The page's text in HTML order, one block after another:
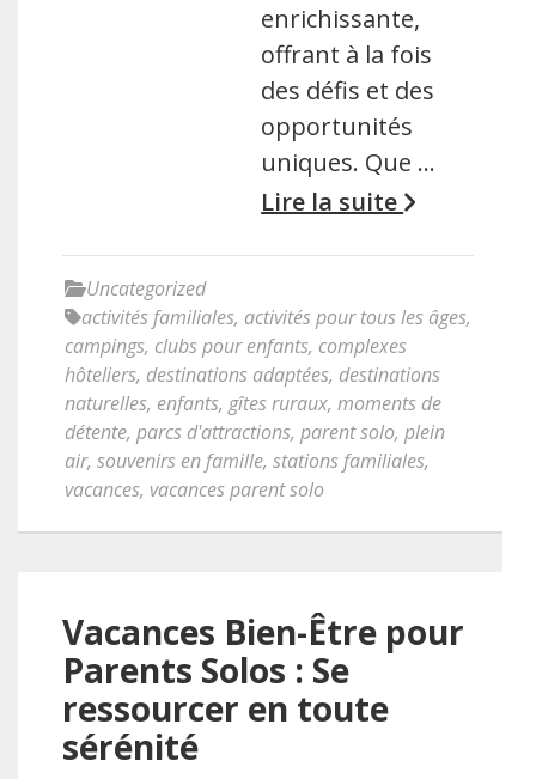
enrichissante,
offrant à la fois
des défis et des
opportunités
uniques. Que …
Lire la suite
Uncategorized
activités familiales, activités pour tous les âges,
campings, clubs pour enfants, complexes
hôteliers, destinations adaptées, destinations
naturelles, enfants, gîtes ruraux, moments de
détente, parcs d'attractions, parent solo, plein
air, souvenirs en famille, stations familiales,
vacances, vacances parent solo
Vacances Bien-Être pour
Parents Solos : Se
ressourcer en toute
sérénité